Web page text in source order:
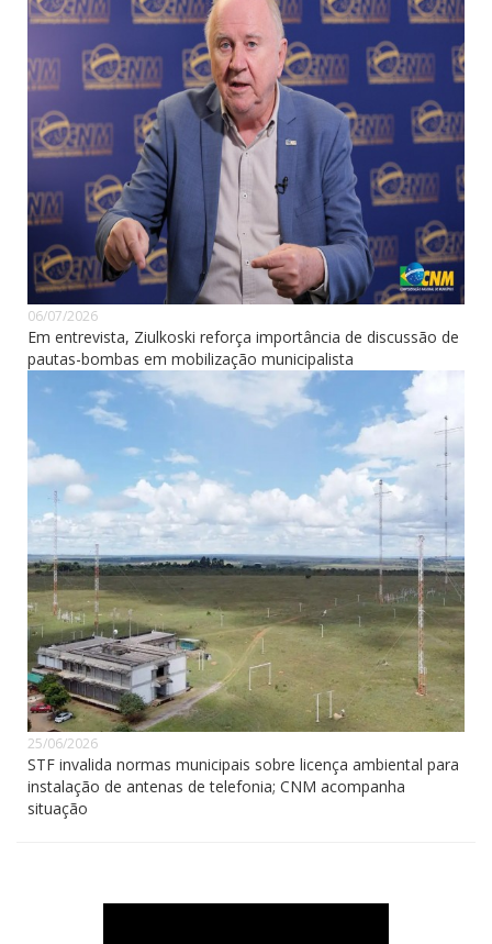
06/07/2026
Em entrevista, Ziulkoski reforça importância de discussão de
pautas-bombas em mobilização municipalista
25/06/2026
STF invalida normas municipais sobre licença ambiental para
instalação de antenas de telefonia; CNM acompanha
situação